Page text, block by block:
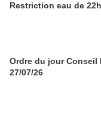
Restriction eau de
Ordre du jour Conseil
27/07/26